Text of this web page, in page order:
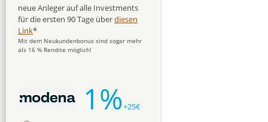
neue Anleger auf alle Investments
für die ersten 90 Tage überdiesen
Link*
Mit dem Neukundenbonus sind sogar mehr
als 16 % Rendite möglich!
1%+25€